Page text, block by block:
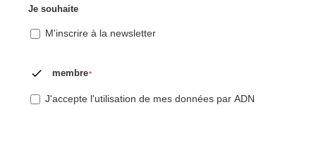
Je souhaite
M'inscrire à la newsletter
 membre*
J'accepte l'utilisation de mes données par ADN